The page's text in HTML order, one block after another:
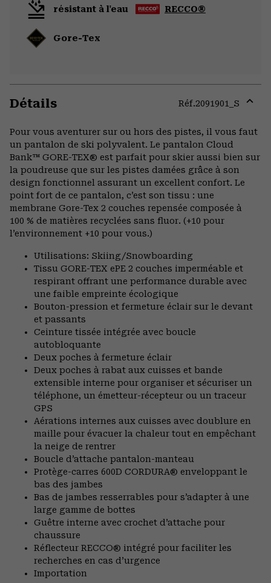
résistant à l'eau RECCO®
Gore-Tex
Détails Réf.2091901_S
Pour vous aventurer sur ou hors des pistes, il vous faut
un pantalon de ski polyvalent. Le pantalon Cloud
Bank™ GORE-TEX® est parfait pour skier aussi bien sur
la poudreuse que sur les pistes damées grâce à son
design fonctionnel assurant un excellent confort. Le
point fort de ce pantalon, c’est son tissu : une
membrane Gore-Tex 2 couches repensée composée à
100 % de matières recyclées sans fluor. (+10 pour
l’environnement +10 pour vous.)
Utilisations: Skiing/Snowboarding
Tissu GORE-TEX ePE 2 couches imperméable et
respirant offrant une performance durable avec
une faible empreinte écologique
Bouton-pression et fermeture éclair sur le devant
et passants
Ceinture tissée intégrée avec boucle
autobloquante
Deux poches à fermeture éclair
Deux poches à rabat aux cuisses et bande
extensible interne pour organiser et sécuriser un
téléphone, un émetteur-récepteur ou un traceur
GPS
Aérations internes aux cuisses avec doublure en
maille pour évacuer la chaleur tout en empêchant
la neige de rentrer
Boucle d’attache pantalon-manteau
Protège-carres 600D CORDURA® enveloppant le
bas des jambes
Bas de jambes resserrables pour s’adapter à une
large gamme de bottes
Guêtre interne avec crochet d’attache pour
chaussure
Réflecteur RECCO® intégré pour faciliter les
recherches en cas d’urgence
Importation